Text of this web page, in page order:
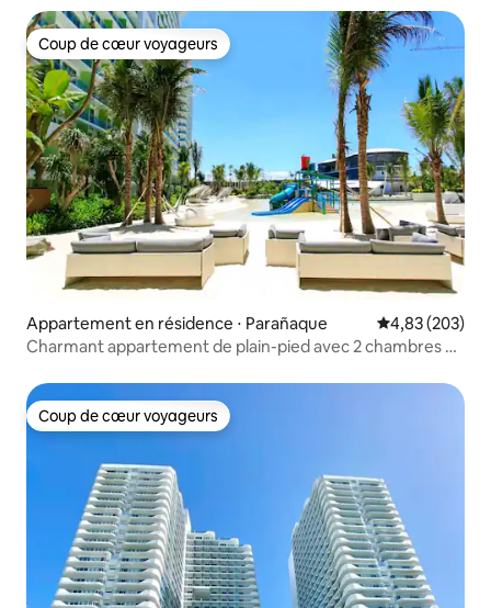
Coup de cœur voyageurs
Coup de cœur voyageurs
Appartement en résidence ⋅ Parañaque Évaluation
4,83 (203)
Charmant appartement de plain-pied avec 2 chambres et
Coup de cœur voyageurs
Coup de cœur voyageurs